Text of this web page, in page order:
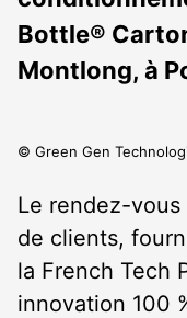
Bottle®
Montlong, à
© Green Gen
Le rendez-
de clients,
la French Tech
innovation 100